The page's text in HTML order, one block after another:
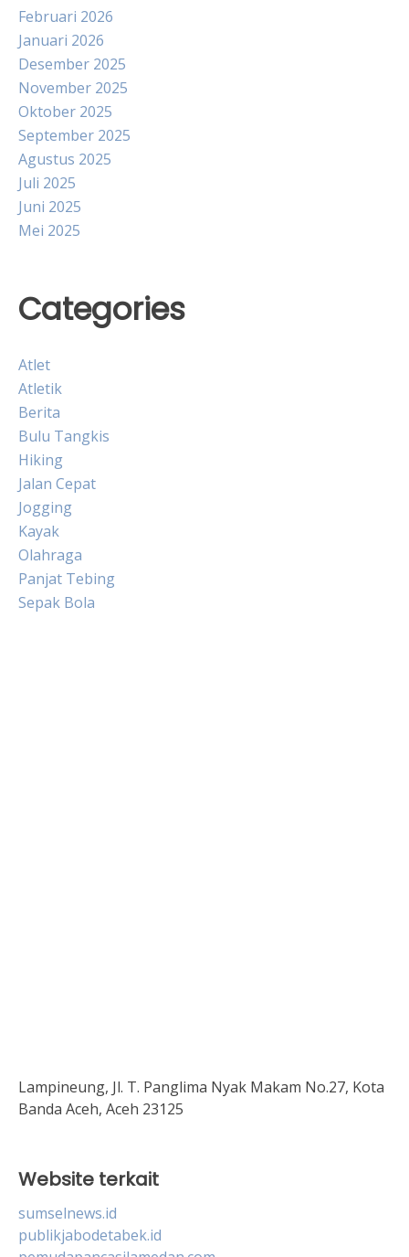
Februari 2026
Januari 2026
Desember 2025
November 2025
Oktober 2025
September 2025
Agustus 2025
Juli 2025
Juni 2025
Mei 2025
Categories
Atlet
Atletik
Berita
Bulu Tangkis
Hiking
Jalan Cepat
Jogging
Kayak
Olahraga
Panjat Tebing
Sepak Bola
Lampineung, Jl. T. Panglima Nyak Makam No.27, Kota
Banda Aceh, Aceh 23125
Website terkait
sumselnews.id
publikjabodetabek.id